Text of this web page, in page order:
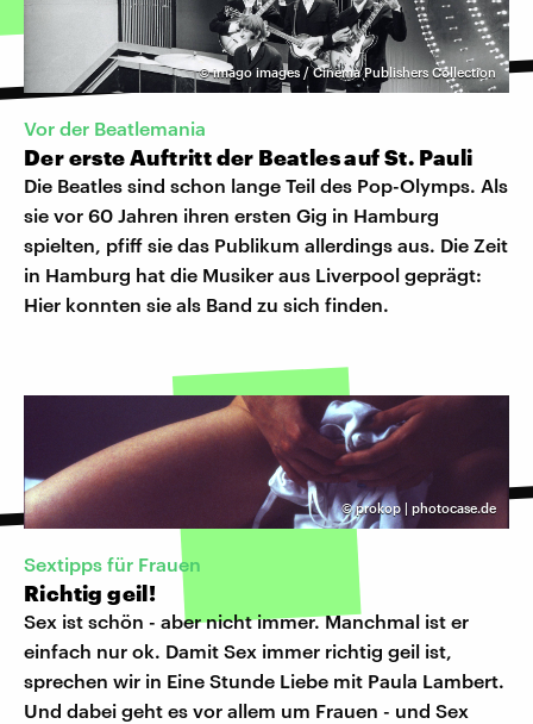
©imago images / Cinema Publishers Collection
Vor der Beatlemania
Der erste Auftritt der Beatles auf St. Pauli
Die Beatles sind schon lange Teil des Pop-Olymps. Als
sie vor 60 Jahren ihren ersten Gig in Hamburg
spielten, pfiff sie das Publikum allerdings aus. Die Zeit
in Hamburg hat die Musiker aus Liverpool geprägt:
Hier konnten sie als Band zu sich finden.
©prokop | photocase.de
Sextipps für Frauen
Richtig geil!
Sex ist schön - aber nicht immer. Manchmal ist er
einfach nur ok. Damit Sex immer richtig geil ist,
sprechen wir in Eine Stunde Liebe mit Paula Lambert.
Und dabei geht es vor allem um Frauen - und Sex